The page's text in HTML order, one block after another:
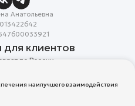
Анатольевна
клиентов
по России
рождения
наилучшего взаимодействия